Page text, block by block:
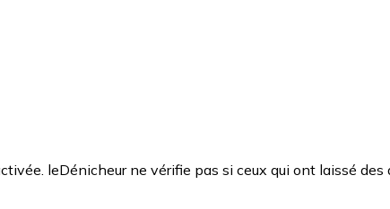
leDénicheur ne vérifie pas si ceux qui ont laissé